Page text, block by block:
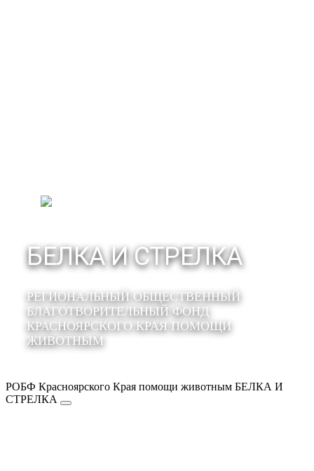
БЕЛКА И СТРЕЛКА
РЕГИОНАЛЬНЫЙ ОБЩЕСТВЕННЫЙ
БЛАГОТВОРИТЕЛЬНЫЙ ФОНД
КРАСНОЯРСКОГО КРАЯ ПОМОЩИ
ЖИВОТНЫМ
РОБФ Красноярского Края помощи животным БЕЛКА И
СТРЕЛКА